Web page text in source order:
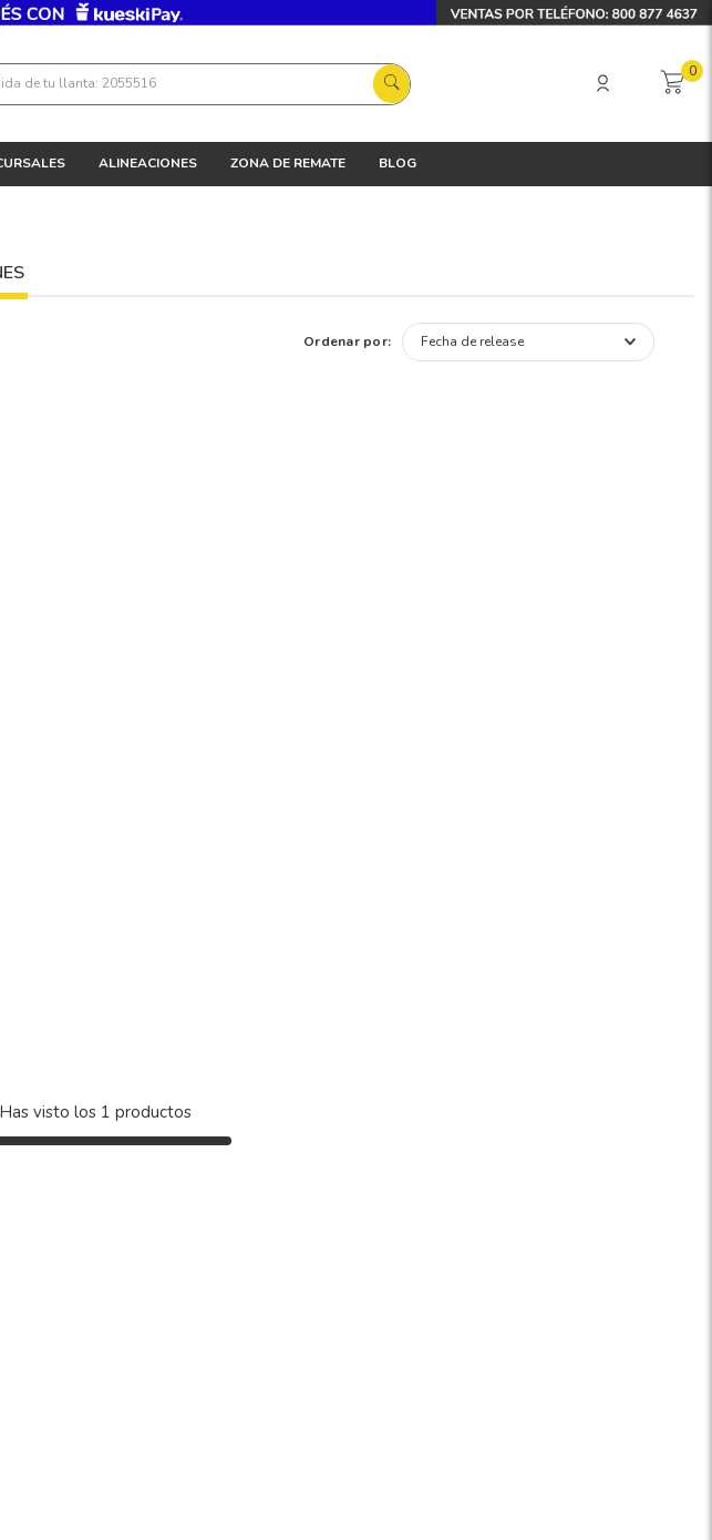
de tu llanta: 2055516 0
ALINEACIONES ZONA DE REMATE BLOG
Ordenar por: Fecha de release
Has visto los 1